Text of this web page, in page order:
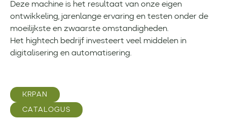
Deze machine is het resultaat van onze eigen
ontwikkeling, jarenlange ervaring en testen onder de
moeilijkste en zwaarste omstandigheden.
Het hightech bedrijf investeert veel middelen in
digitalisering en automatisering.
KRPAN
CATALOGUS